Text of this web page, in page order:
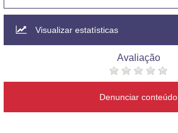
Visualizar estatísticas
Avaliação
Denunciar conteúdo